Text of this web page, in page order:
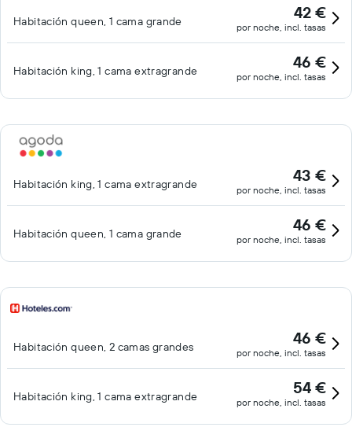
Habitación queen, 1 cama grande 42 €
por noche, incl. tasas
Habitación king, 1 cama extragrande 46 €
por noche, incl. tasas
Habitación king, 1 cama extragrande 43 €
por noche, incl. tasas
Habitación queen, 1 cama grande 46 €
por noche, incl. tasas
Habitación queen, 2 camas grandes 46 €
por noche, incl. tasas
Habitación king, 1 cama extragrande 54 €
por noche, incl. tasas